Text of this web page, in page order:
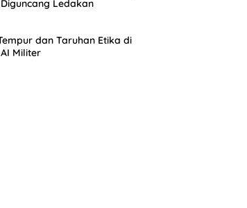
Ledakan
dan Taruhan Etika di
Militer